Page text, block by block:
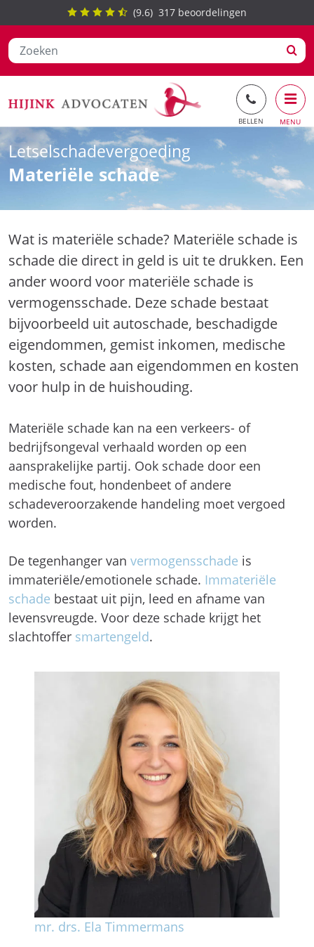
Ga
naar
de
(9.6) 317 beoordelingen
Letselschadevergoeding
Materiële schade
Wat is materiële schade? Materiële schade is
schade die direct in geld is uit te drukken. Een
ander woord voor materiële schade is
vermogensschade. Deze schade bestaat
bijvoorbeeld uit autoschade, beschadigde
eigendommen, gemist inkomen, medische
kosten, schade aan eigendommen en kosten
voor hulp in de huishouding.
Materiële schade kan na een verkeers- of
bedrijfsongeval verhaald worden op een
aansprakelijke partij. Ook schade door een
medische fout, hondenbeet of andere
schadeveroorzakende handeling moet vergoed
worden.
De tegenhanger van vermogensschade is
immateriële/emotionele schade. Immateriële
schade bestaat uit pijn, leed en afname van
levensvreugde. Voor deze schade krijgt het
slachtoffer smartengeld.
mr. drs. Ela Timmermans